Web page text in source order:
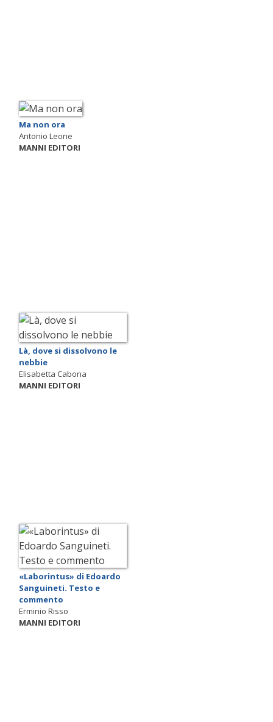
Ma non ora
Antonio Leone
MANNI EDITORI
Là, dove si dissolvono le
nebbie
Elisabetta Cabona
MANNI EDITORI
«Laborintus» di Edoardo
Sanguineti. Testo e
commento
Erminio Risso
MANNI EDITORI